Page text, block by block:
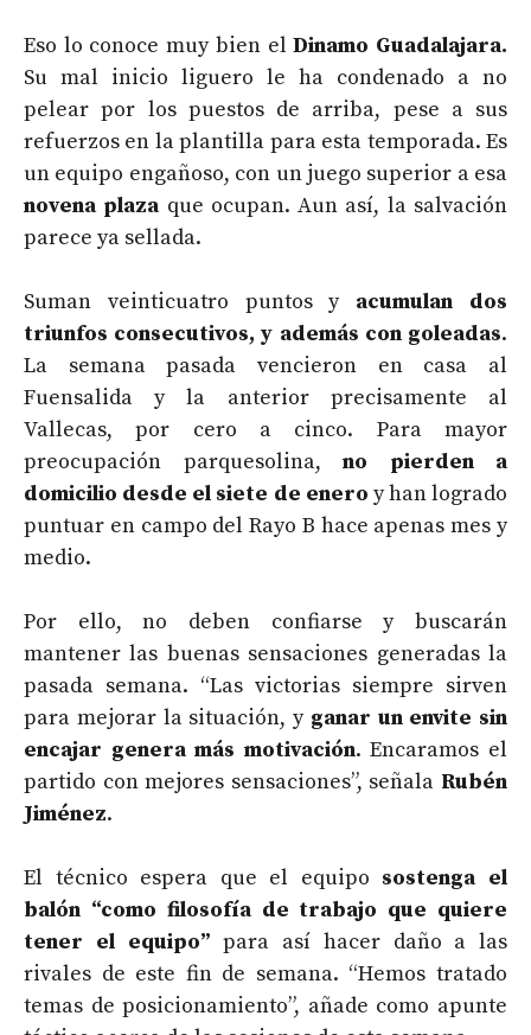
Eso lo conoce muy bien elDinamo Guadalajara.
Su mal inicio liguero le ha condenado a no
pelear por los puestos de arriba, pese a sus
refuerzos en la plantilla para esta temporada. Es
un equipo engañoso, con un juego superior a esa
novena plaza que ocupan. Aun así, la salvación
parece ya sellada.
Suman veinticuatro puntos y acumulan dos
triunfos consecutivos, y además con goleadas.
La semana pasada vencieron en casa al
Fuensalida y la anterior precisamente al
Vallecas, por cero a cinco. Para mayor
preocupación parquesolina, no pierden a
domicilio desde el siete de enero y han logrado
puntuar en campo del Rayo B hace apenas mes y
medio.
Por ello, no deben confiarse y buscarán
mantener las buenas sensaciones generadas la
pasada semana. “Las victorias siempre sirven
para mejorar la situación, y ganar un envite sin
encajar genera más motivación. Encaramos el
partido con mejores sensaciones”, señala Rubén
Jiménez.
El técnico espera que el equipo sostenga el
balón “como filosofía de trabajo que quiere
tener el equipo” para así hacer daño a las
rivales de este fin de semana. “Hemos tratado
temas de posicionamiento”, añade como apunte